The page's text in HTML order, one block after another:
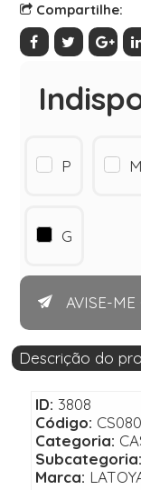
Compartilhe:
P M
G
AVISE-
Descrição do
ID: 3808
Código:
Categoria:
Subcategoria:
Marca: